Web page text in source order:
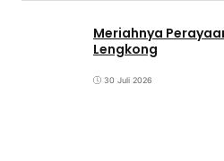
Meriahnya
Lengkong
30 Juli 2026